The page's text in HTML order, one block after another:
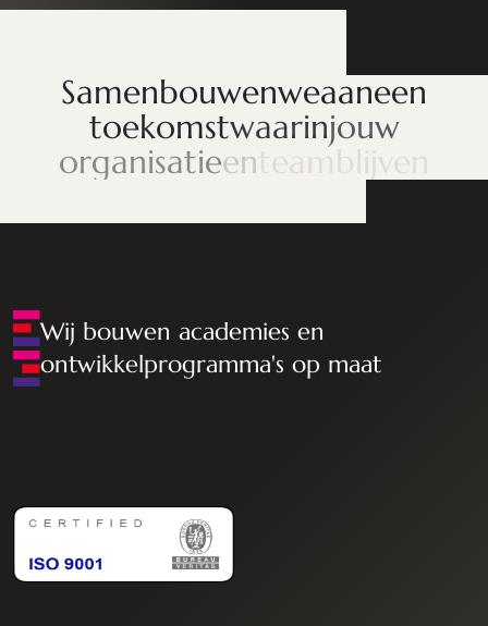
Samenbouwenweaaneen
toekomstwaarinjouw
organisatieenteamblijven
Wij bouwen academies en
ontwikkelprogramma's op maat